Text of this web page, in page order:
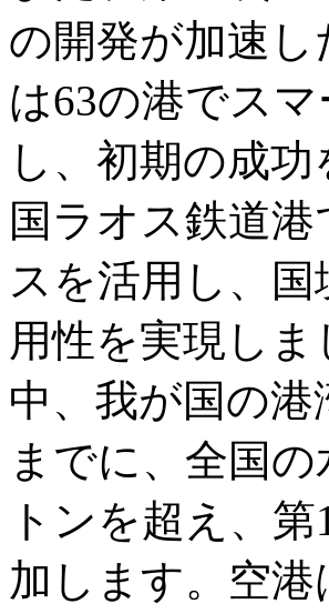
の開発が加速
は63の港でス
し、初期の成
国ラオス鉄道
スを活用し、
用性を実現し
中、我が国の
までに、全国
トンを超え、
加します。空港